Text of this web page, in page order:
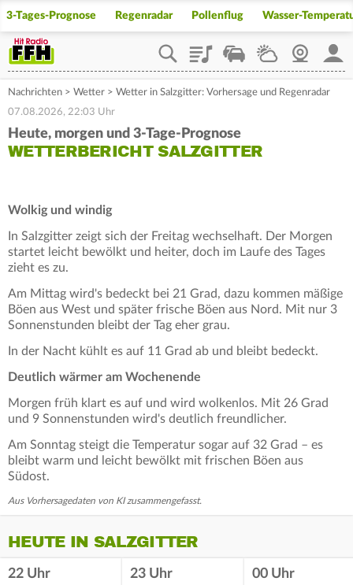
3-Tages-Prognose Regenradar Pollenflug Wasser-
PlaylistStaupilotWetterWebcam
Nachrichten > Wetter > Wetter in Salzgitter: Vorhersage und Regenradar
07.08.2026, 22:03 Uhr
Heute, morgen und 3-Tage-Prognose
WETTERBERICHT SALZGITTER
Wolkig und windig
In Salzgitter zeigt sich der Freitag wechselhaft. Der Morgen
startet leicht bewölkt und heiter, doch im Laufe des Tages
zieht es zu.
Am Mittag wird's bedeckt bei 21 Grad, dazu kommen mäßige
Böen aus West und später frische Böen aus Nord. Mit nur 3
Sonnenstunden bleibt der Tag eher grau.
In der Nacht kühlt es auf 11 Grad ab und bleibt bedeckt.
Deutlich wärmer am Wochenende
Morgen früh klart es auf und wird wolkenlos. Mit 26 Grad
und 9 Sonnenstunden wird's deutlich freundlicher.
Am Sonntag steigt die Temperatur sogar auf 32 Grad – es
bleibt warm und leicht bewölkt mit frischen Böen aus
Südost.
Aus Vorhersagedaten von KI zusammengefasst.
HEUTE IN SALZGITTER
22 Uhr 23 Uhr 00 Uhr